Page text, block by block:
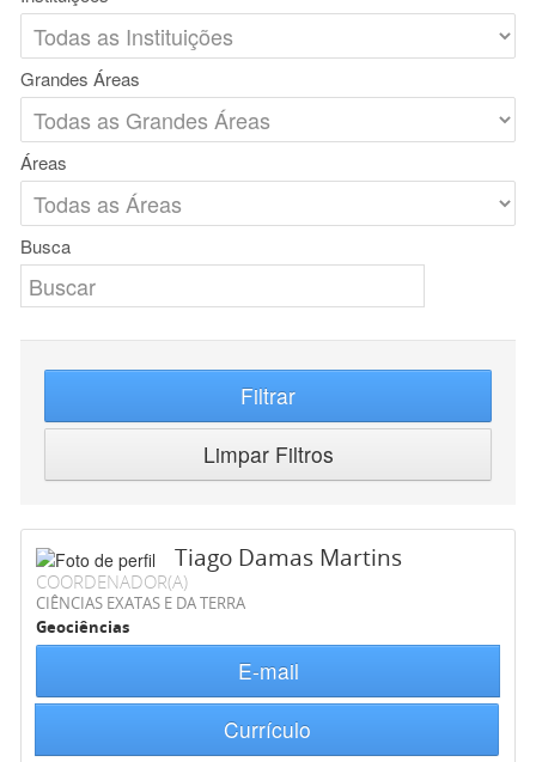
Grandes Áreas
Áreas
Busca
Filtrar
Limpar Filtros
Tiago Damas Martins
COORDENADOR(A)
CIÊNCIAS EXATAS E DA TERRA
Geociências
E-mail
Currículo